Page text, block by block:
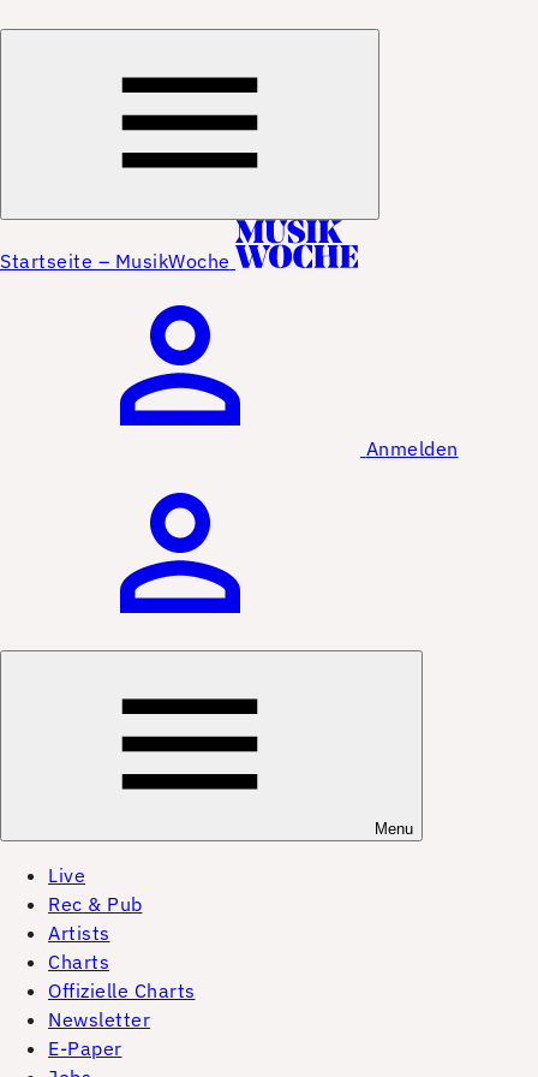
Startseite – MusikWoche
Anmelden
Menu
Live
Rec & Pub
Artists
Charts
Offizielle Charts
Newsletter
E-Paper